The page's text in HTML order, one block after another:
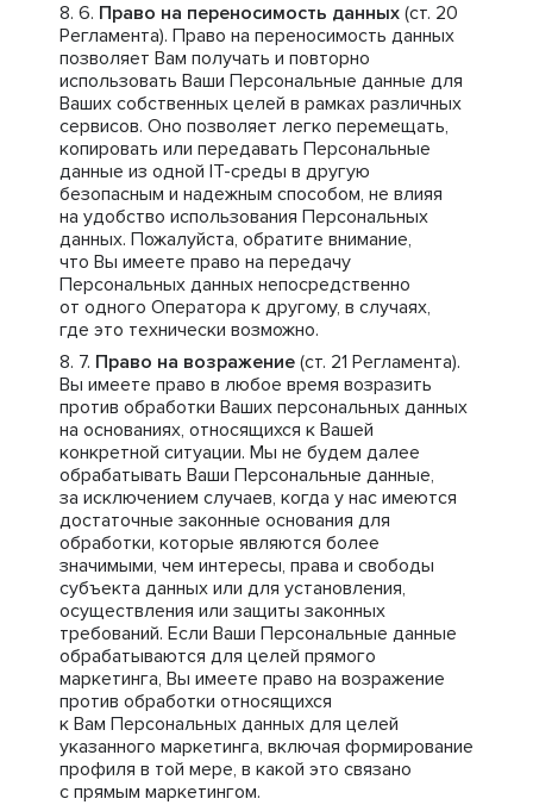
Право на переносимость данных (ст. 20
Регламента). Право на переносимость данных
позволяет Вам получать и повторно
использовать Ваши Персональные данные для
Ваших собственных целей в рамках различных
сервисов. Оно позволяет легко перемещать,
копировать или передавать Персональные
данные из одной IT-среды в другую
безопасным и надежным способом, не влияя
на удобство использования Персональных
данных. Пожалуйста, обратите внимание,
что Вы имеете право на передачу
Персональных данных непосредственно
от одного Оператора к другому, в случаях,
где это технически возможно.
Право на возражение (ст. 21 Регламента).
Вы имеете право в любое время возразить
против обработки Ваших персональных данных
на основаниях, относящихся к Вашей
конкретной ситуации. Мы не будем далее
обрабатывать Ваши Персональные данные,
за исключением случаев, когда у нас имеются
достаточные законные основания для
обработки, которые являются более
значимыми, чем интересы, права и свободы
субъекта данных или для установления,
осуществления или защиты законных
требований. Если Ваши Персональные данные
обрабатываются для целей прямого
маркетинга, Вы имеете право на возражение
против обработки относящихся
к Вам Персональных данных для целей
указанного маркетинга, включая формирование
профиля в той мере, в какой это связано
с прямым маркетингом.